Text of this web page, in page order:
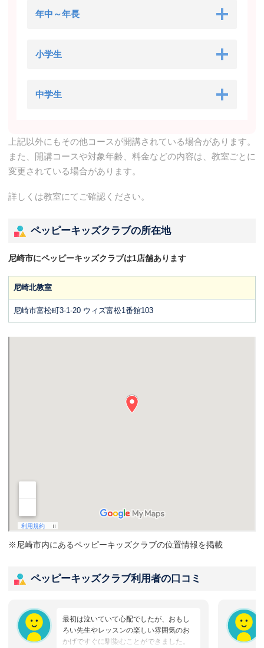
年中～年長
小学生
中学生
上記以外にもその他コースが開講されている場合があります。
また、開講コースや対象年齢、料金などの内容は、教室ごとに
変更されている場合があります。
詳しくは教室にてご確認ください。
ペッピーキッズクラブの所在地
尼崎市にペッピーキッズクラブは1店舗あります
尼崎北教室
尼崎市富松町3-1-20 ウィズ富松1番館103
※尼崎市内にあるペッピーキッズクラブの位置情報を掲載
ペッピーキッズクラブ利用者の口コミ
最初は泣いていて心配でしたが、おもし
ろい先生やレッスンの楽しい雰囲気のお
かげですぐに馴染むことができました。